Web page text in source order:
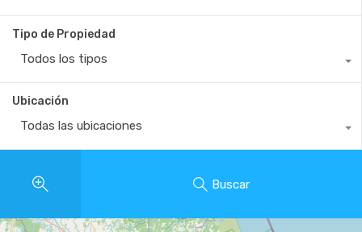
Tipo de Propiedad
Todos los tipos
Ubicación
Todas las ubicaciones
Buscar